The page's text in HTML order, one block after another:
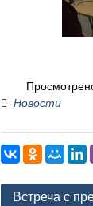
Новости
Навигация
Встреча с